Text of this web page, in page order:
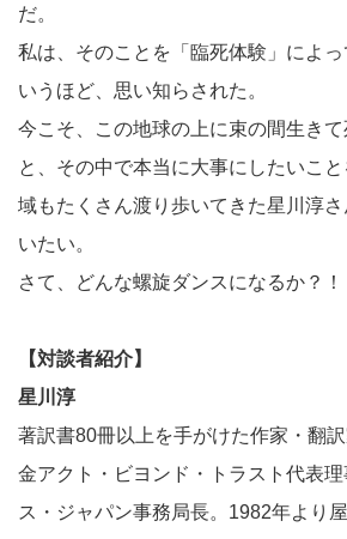
だ。
私は、そのことを「臨死体験」によ
いうほど、思い知らされた。
今こそ、この地球の上に束の間生き
と、その中で本当に大事にしたいこ
域もたくさん渡り歩いてきた星川淳
いたい。
さて、どんな螺旋ダンスになるか？！
【対談者紹介】
星川淳
著訳書80冊以上を手がけた作家・翻
金アクト・ビヨンド・トラスト代表
ス・ジャパン事務局長。1982年より屋